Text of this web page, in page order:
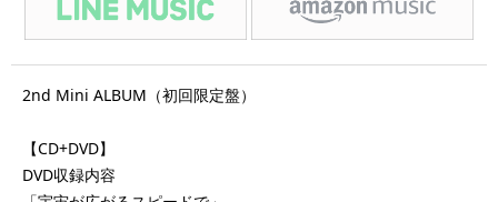
2nd Mini ALBUM（初回限定盤）
【CD+DVD】
DVD収録内容